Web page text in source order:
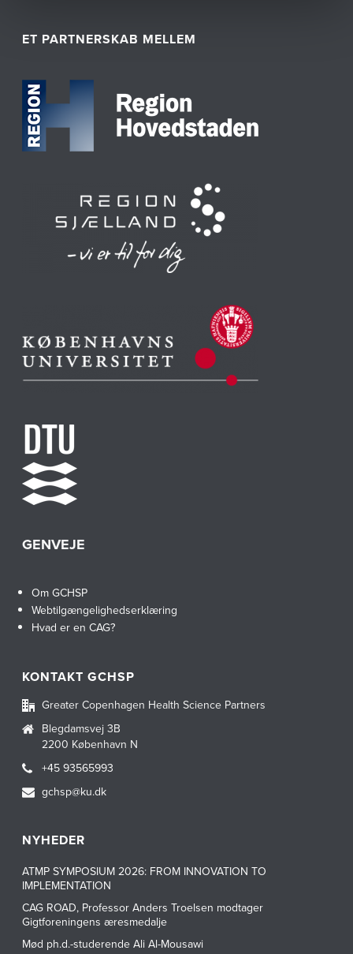
ET PARTNERSKAB MELLEM
GENVEJE
Om GCHSP
Webtilgængelighedserklæring
Hvad er en CAG?
KONTAKT GCHSP
Greater Copenhagen Health Science Partners
Blegdamsvej 3B
2200 København N
+45 93565993
gchsp@ku.dk
NYHEDER
ATMP SYMPOSIUM 2026: FROM INNOVATION TO
IMPLEMENTATION
CAG ROAD, Professor Anders Troelsen modtager
Gigtforeningens æresmedalje
Mød ph.d.-studerende Ali Al-Mousawi